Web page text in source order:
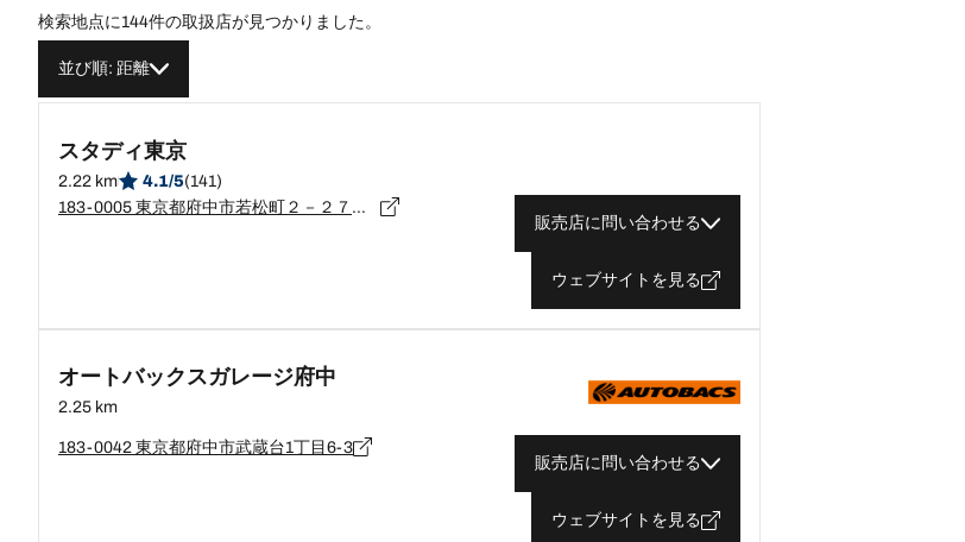
検索地点に144件の取扱店が見つかりました。
並び順: 距離
スタディ東京
2.22 km 4.1/5(141)
183-0005 東京都府中市若松町２－２７－２２
販売店に問い合わせる
ウェブサイトを見る
オートバックスガレージ府中
2.25 km
183-0042 東京都府中市武蔵台1丁目6-3
販売店に問い合わせる
ウェブサイトを見る